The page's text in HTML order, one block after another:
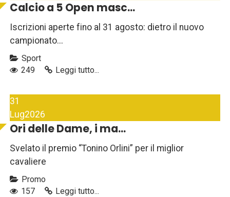
Calcio a 5 Open masc...
Iscrizioni aperte fino al 31 agosto: dietro il nuovo
campionato...
Sport
249
Leggi tutto...
31
Lug2026
Ori delle Dame, i ma...
Svelato il premio “Tonino Orlini” per il miglior
cavaliere
Promo
157
Leggi tutto...